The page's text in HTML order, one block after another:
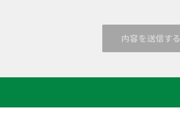
内容を送信する